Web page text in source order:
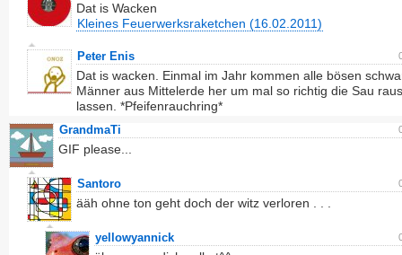
Dat is Wacken
Kleines Feuerwerksraketchen (16.02.2011)
Peter Enis
Dat is wacken. Einmal im Jahr kommen alle bösen
Männer aus Mittelerde her um mal so richtig die Sau
lassen. *Pfeifenrauchring*
GrandmaTi
GIF please...
Santoro
ääh ohne ton geht doch der witz verloren . . .
yellowyannick